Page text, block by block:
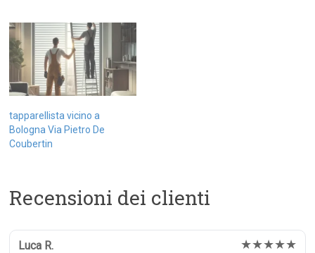
tapparellista vicino a
Bologna Via Pietro De
Coubertin
Recensioni dei clienti
Luca R. ★★★★★